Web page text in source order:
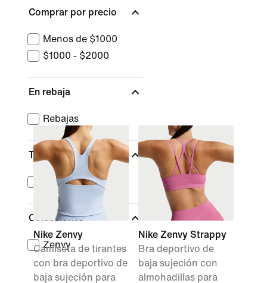
Comprar por precio
Menos de $1000
$1000 - $2000
En rebaja
Rebajas
Tecnología
Dri-FIT
Colecciones
Zenvy
Nike Zenvy
Camiseta de tirantes
con bra deportivo de
baja sujeción para
Nike Zenvy Strappy
Bra deportivo de
baja sujeción con
almohadillas para